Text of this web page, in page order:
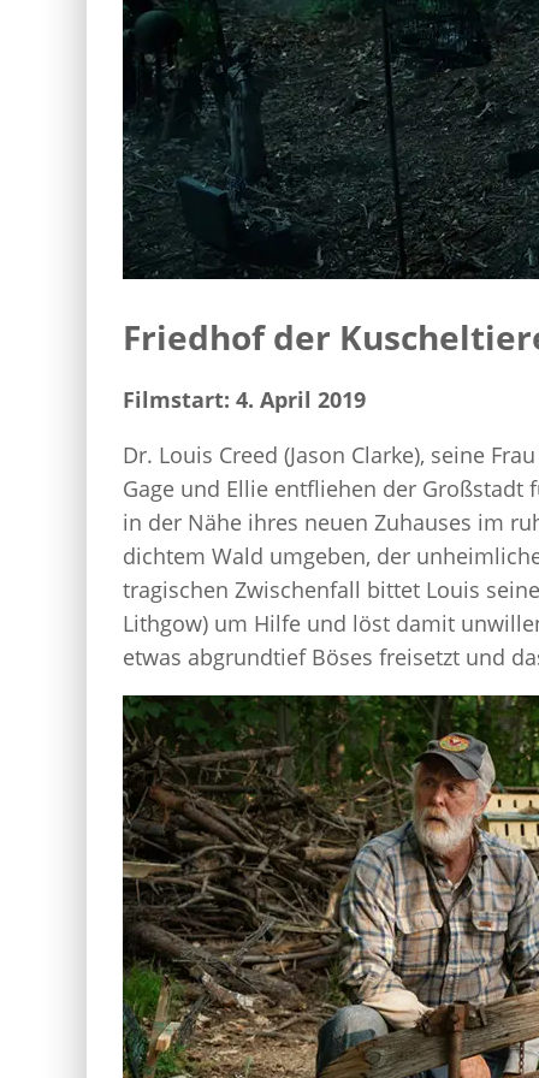
Friedhof der
Filmstart: 4. April 2019
Dr. Louis Creed (Jason Clarke), seine
Gage und Ellie entfliehen der Großstadt
in der Nähe ihres neuen Zuhauses im
dichtem Wald umgeben, der
tragischen Zwischenfall bittet Louis
Lithgow) um Hilfe und löst damit
etwas abgrundtief Böses freisetzt und